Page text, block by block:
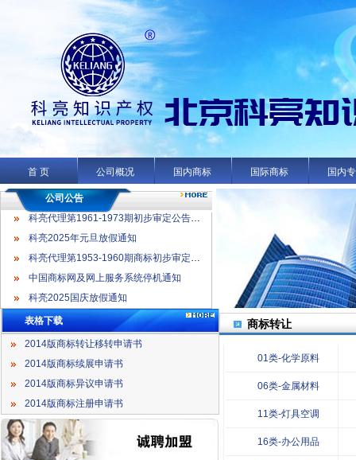
首 页 公司概况 国内商标 国际商标 国内
公司公告
科亮代理第1953-1960期商标初步审定公告名录
中国商标网及网上服务系统停机通知
科亮2025国庆放假通知
科亮代理第1961-1973期初步审定公告名录
科亮2025年元旦放假通知
科亮代理第1953-1960期商标初步审定公告名录
中国商标网及网上服务系统停机通知
科亮2025国庆放假通知
表格下载
2014版商标转让移转申请书
2014版商标续展申请书
2014版商标异议申请书
2014版商标注册申请书
商标转让
01类-化学原料
06类-金属材料
11类-灯具空调
16类-办公用品